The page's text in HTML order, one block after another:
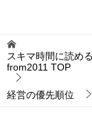
スキマ時間に読め
from2011 TOP
経営の優先順位